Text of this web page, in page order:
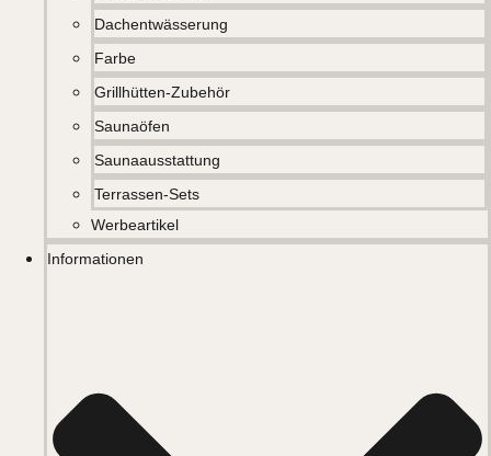
Dachentwässerung
Farbe
Grillhütten-Zubehör
Saunaöfen
Saunaausstattung
Terrassen-Sets
Werbeartikel
Informationen